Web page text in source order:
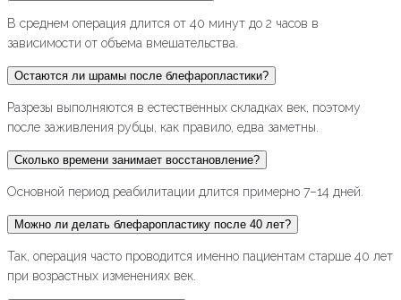
В среднем операция длится от 40 минут до 2 часов в
зависимости от объема вмешательства.
Остаются ли шрамы после блефаропластики?
Разрезы выполняются в естественных складках век, поэтому
после заживления рубцы, как правило, едва заметны.
Сколько времени занимает восстановление?
Основной период реабилитации длится примерно 7–14 дней.
Можно ли делать блефаропластику после 40 лет?
Так, операция часто проводится именно пациентам старше 40 лет
при возрастных изменениях век.